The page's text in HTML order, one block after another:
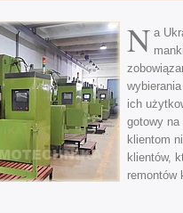
N a
ich
gotowy na
klientom
klientów,
remontów